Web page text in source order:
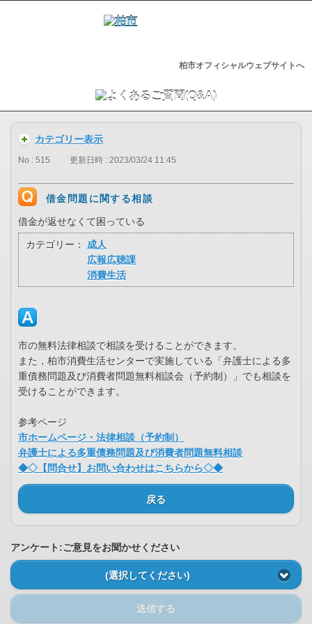
柏市オフィシャルウェブサイトへ
カテゴリー表示
No : 515 更新日時 : 2023/03/24 11:45
借金問題に関する相談
借金が返せなくて困っている
カテゴリー：
成人
広報広聴課
消費生活
市の無料法律相談で相談を受けることができます。
また，柏市消費生活センターで実施している「弁護士による多
重債務問題及び消費者問題無料相談会（予約制）」でも相談を
受けることができます。
参考ページ
市ホームページ・法律相談（予約制）
弁護士による多重債務問題及び消費者問題無料相談
◆◇【問合せ】お問い合わせはこちらから◇◆
戻る
アンケート:ご意見をお聞かせください
(選択してください)
送信する